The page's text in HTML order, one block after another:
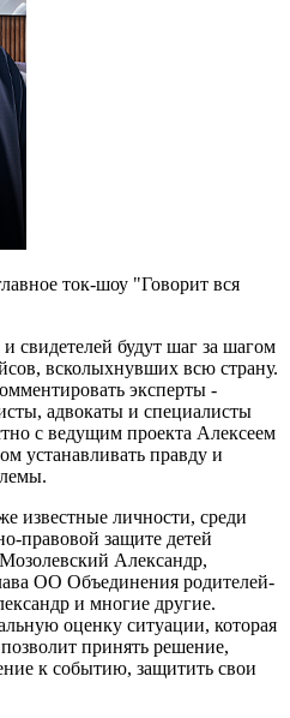
ток-шоу "Говорит вся
свидетелей будут шаг за шагом
всколыхнувших всю страну.
эксперты -
адвокаты и специалисты
с ведущим проекта Алексеем
устанавливать правду и
известные личности, среди
правовой защите детей
Александр,
ОО Объединения родителей-
и многие другие.
оценку ситуации, которая
принять решение,
к событию, защитить свои